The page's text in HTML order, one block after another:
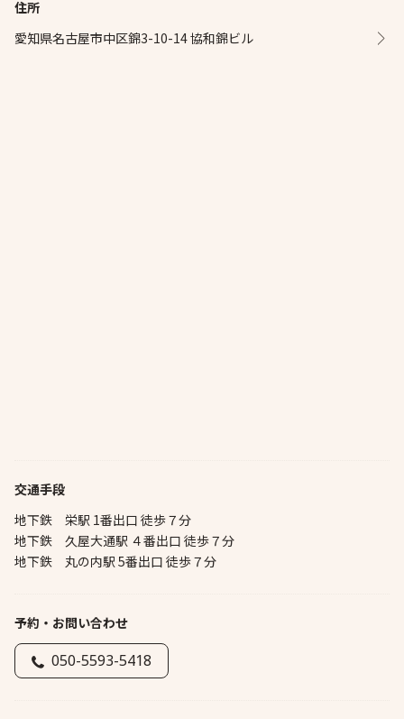
住所
愛知県名古屋市中区錦3-10-14 協和錦ビル
交通手段
地下鉄 栄駅 1番出口 徒歩７分
地下鉄 久屋大通駅 ４番出口 徒歩７分
地下鉄 丸の内駅 5番出口 徒歩７分
予約・お問い合わせ
050-5593-5418